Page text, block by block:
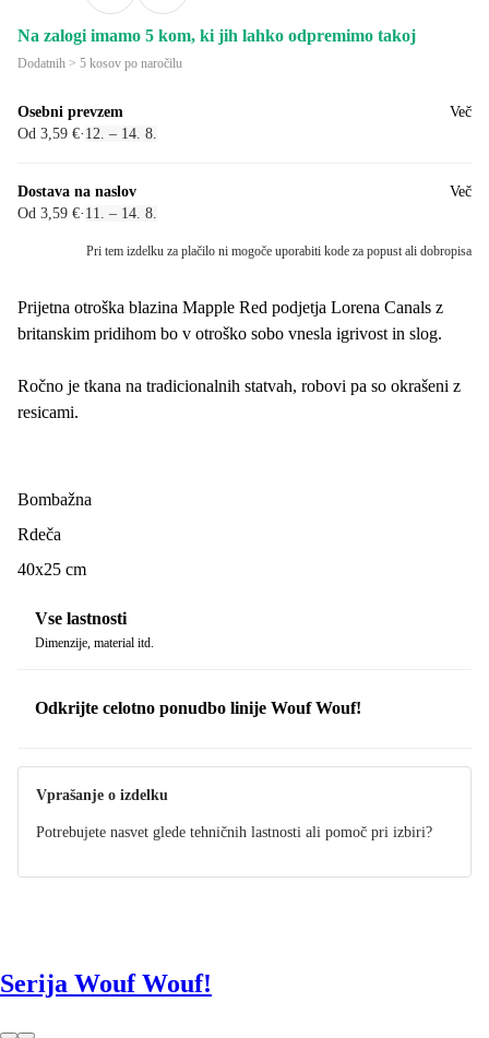
Na zalogi imamo 5 kom, ki jih lahko odpremimo takoj
Dodatnih > 5 kosov po naročilu
Osebni prevzem
Od 3,59 €· 12. – 14. 8.
Več
Dostava na naslov
Od 3,59 €· 11. – 14. 8.
Več
Pri tem izdelku za plačilo ni mogoče uporabiti kode za popust ali dobropisa
Prijetna otroška blazina Mapple Red podjetja Lorena Canals z
britanskim pridihom bo v otroško sobo vnesla igrivost in slog.
Ročno je tkana na tradicionalnih statvah, robovi pa so okrašeni z
resicami.
Bombažna
Rdeča
40x25 cm
Vse lastnosti
Dimenzije, material itd.
Odkrijte celotno ponudbo linije Wouf Wouf!
Vprašanje o izdelku
Potrebujete nasvet glede tehničnih lastnosti ali pomoč pri izbiri?
Serija Wouf Wouf!